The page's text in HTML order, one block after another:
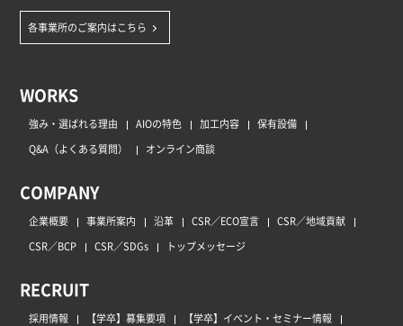
各事業所のご案内はこちら
WORKS
強み・選ばれる理由 AIOの特色 加工内容
保有設備
Q&A（よくある質問）
オンライン商談
COMPANY
企業概要 事業所案内 沿革 CSR／ECO宣言
CSR／地域貢献
CSR／BCP
CSR／SDGs トップメッセージ
RECRUIT
採用情報 【学卒】募集要項
【学卒】イベント・セミナー情報